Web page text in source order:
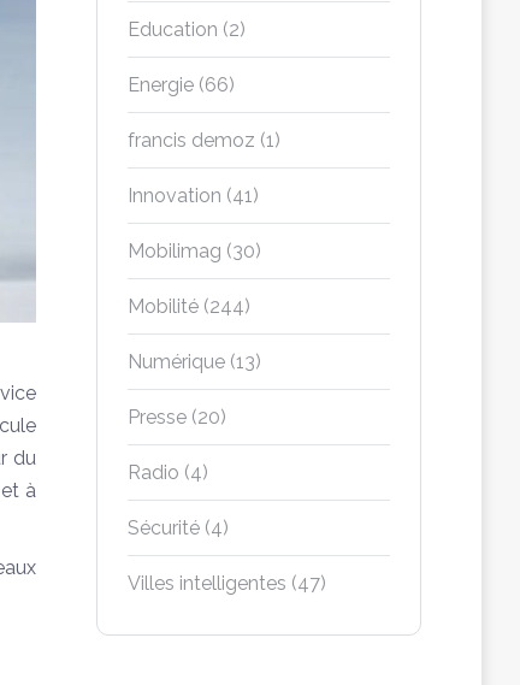
du
à
Education (2)
Energie (66)
francis demoz (1)
Innovation (41)
Mobilimag (30)
Mobilité (244)
Numérique (13)
Presse (20)
Radio (4)
Sécurité (4)
Villes intelligentes (47)